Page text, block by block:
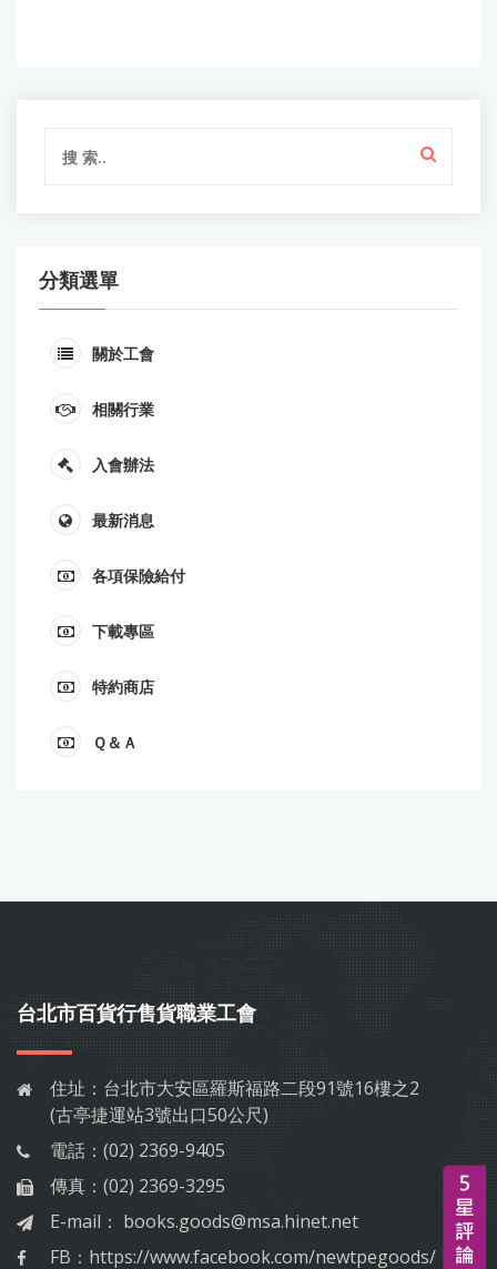
分類選單
關於工會
相關行業
入會辦法
最新消息
各項保險給付
下載專區
特約商店
Ｑ＆Ａ
台北市百貨行售貨職業工會
住址： 台北市大安區羅斯福路二段91號16樓之2
(古亭捷運站3號出口50公尺)
電話： (02) 2369-9405
傳真： (02) 2369-3295
E-mail： books.goods@msa.hinet.net
FB： https://www.facebook.com/newtpegoods/